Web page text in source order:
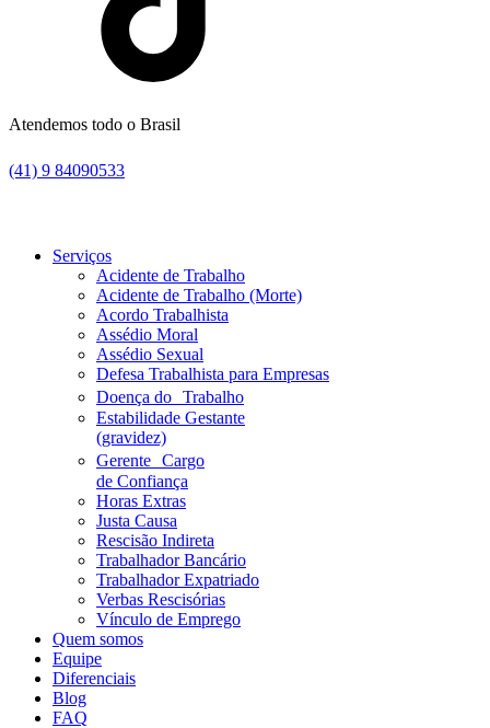
Atendemos todo o Brasil
(41) 9 84090533
Serviços
Acidente de Trabalho
Acidente de Trabalho (Morte)
Acordo Trabalhista
Assédio Moral
Assédio Sexual
Defesa Trabalhista para Empresas
Doença do Trabalho
Estabilidade Gestante
(gravidez)
Gerente Cargo
de Confiança
Horas Extras
Justa Causa
Rescisão Indireta
Trabalhador Bancário
Trabalhador Expatriado
Verbas Rescisórias
Vínculo de Emprego
Quem somos
Equipe
Diferenciais
Blog
FAQ